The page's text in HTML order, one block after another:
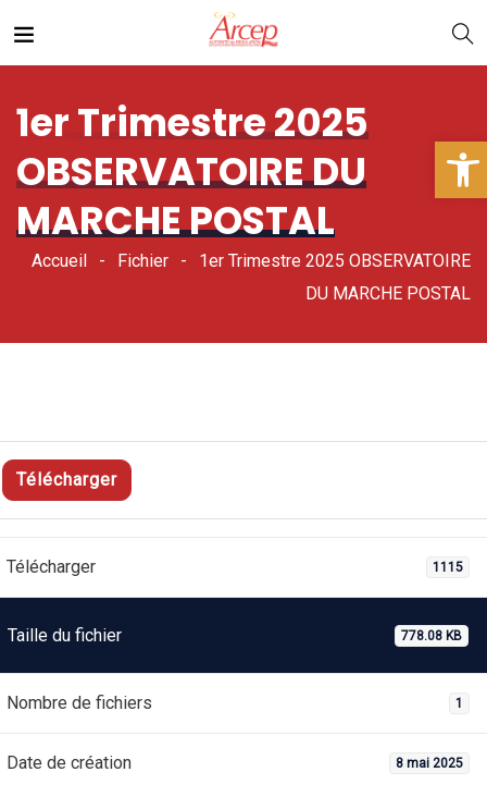
1er Trimestre 2025
OBSERVATOIRE DU
MARCHE POSTAL
Accueil Fichier
1er Trimestre 2025 OBSERVATOIRE
DU MARCHE POSTAL
Télécharger
Télécharger 1115
Taille du fichier 778.08 KB
Nombre de fichiers 1
Date de création 8 mai 2025